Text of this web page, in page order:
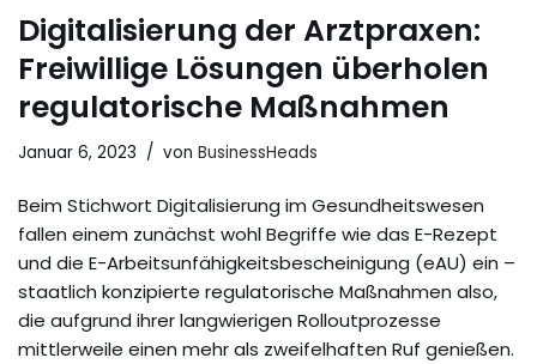
Digitalisierung der Arztpraxen:
Freiwillige Lösungen überholen
regulatorische Maßnahmen
Januar 6, 2023 von BusinessHeads
Beim Stichwort Digitalisierung im Gesundheitswesen
fallen einem zunächst wohl Begriffe wie das E-Rezept
und die E-Arbeitsunfähigkeitsbescheinigung (eAU) ein –
staatlich konzipierte regulatorische Maßnahmen also,
die aufgrund ihrer langwierigen Rolloutprozesse
mittlerweile einen mehr als zweifelhaften Ruf genießen.